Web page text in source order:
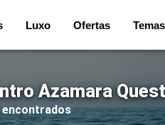
Luxo Ofertas Temas
Azamara Quest